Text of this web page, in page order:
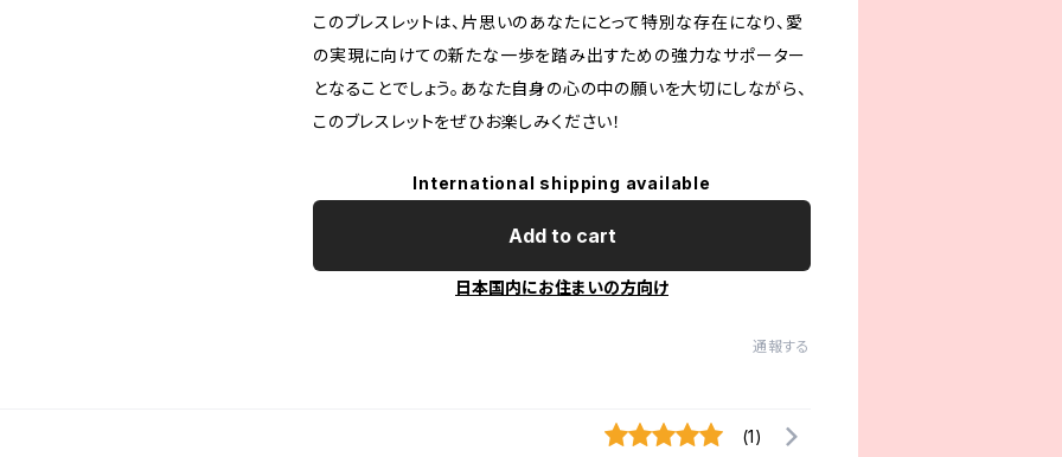
このブレスレットは、片思いのあなたにとって特別な存在になり、愛
の実現に向けての新たな一歩を踏み出すための強力なサポーター
となることでしょう。あなた自身の心の中の願いを大切にしながら、
このブレスレットをぜひお楽しみください！
International shipping available
Add to cart
日本国内にお住まいの方向け
通報する
(1)